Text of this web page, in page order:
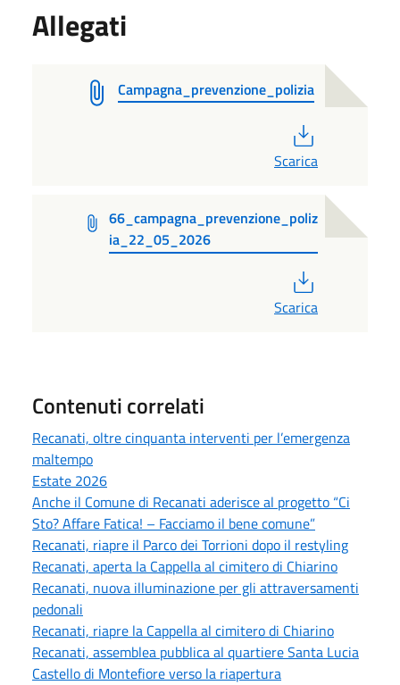
Allegati
Campagna_prevenzione_polizia
Scarica
66_campagna_prevenzione_poliz
ia_22_05_2026
Scarica
Contenuti correlati
Recanati, oltre cinquanta interventi per l’emergenza
maltempo
Estate 2026
Anche il Comune di Recanati aderisce al progetto “Ci
Sto? Affare Fatica! – Facciamo il bene comune”
Recanati, riapre il Parco dei Torrioni dopo il restyling
Recanati, aperta la Cappella al cimitero di Chiarino
Recanati, nuova illuminazione per gli attraversamenti
pedonali
Recanati, riapre la Cappella al cimitero di Chiarino
Recanati, assemblea pubblica al quartiere Santa Lucia
Castello di Montefiore verso la riapertura